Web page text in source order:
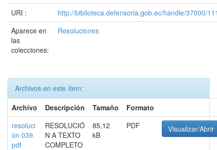
URI :
http://biblioteca.defensoria.gob.ec/handle/37000/
Aparece en
las
colecciones:
Resoluciones
Archivos en este ítem:
Archivo
Descripción Tamaño
Formato
resoluci
ón 039.
pdf
RESOLUCIÓ
N A TEXTO
COMPLETO
85,12
kB
PDF Visualizar/Abrir